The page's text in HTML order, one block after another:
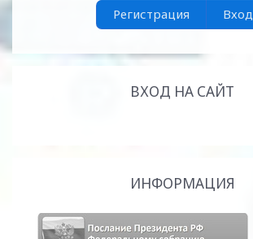
Регистрация Вход
ВХОД НА САЙТ
ИНФОРМАЦИЯ